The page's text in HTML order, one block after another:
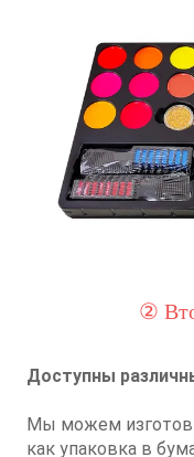
②
Доступны
Мы можем
как упаковка в